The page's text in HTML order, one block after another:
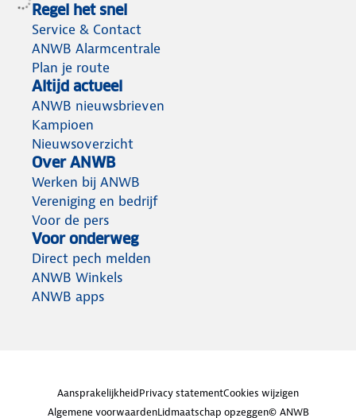
Regel het snel
Service & Contact
ANWB Alarmcentrale
Plan je route
Altijd actueel
ANWB nieuwsbrieven
Kampioen
Nieuwsoverzicht
Over ANWB
Werken bij ANWB
Vereniging en bedrijf
Voor de pers
Voor onderweg
Direct pech melden
ANWB Winkels
ANWB apps
AansprakelijkheidPrivacy statementCookies wijzigen
Algemene voorwaardenLidmaatschap opzeggen© ANWB